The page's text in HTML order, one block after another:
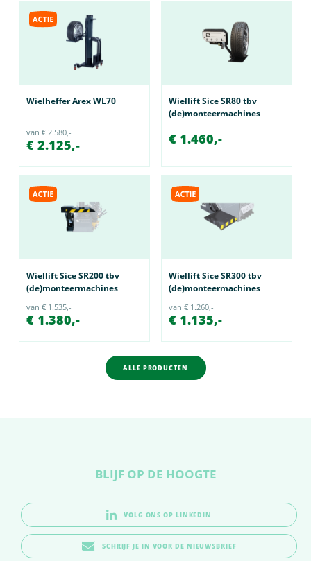
Wielheffer Arex WL70
van € 2.580,-
€ 2.125,-
Wiellift Sice SR80 tbv
(de)monteermachines
€ 1.460,-
Wiellift Sice SR200 tbv
(de)monteermachines
van € 1.535,-
€ 1.380,-
Wiellift Sice SR300 tbv
(de)monteermachines
van € 1.260,-
€ 1.135,-
ALLE PRODUCTEN
BLIJF OP DE HOOGTE
VOLG ONS OP LINKEDIN
SCHRIJF JE IN VOOR DE NIEUWSBRIEF